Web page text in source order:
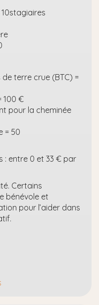
terre crue (BTC) =
100 €
pour la cheminée
= 50
: entre 0 et 33 € par
Certains
bénévole et
pour l’aider dans